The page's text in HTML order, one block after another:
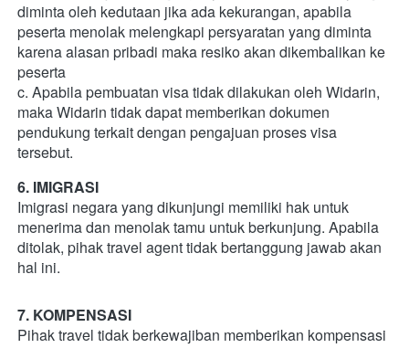
diminta oleh kedutaan jika ada kekurangan, apabila
peserta menolak melengkapi persyaratan yang diminta
karena alasan pribadi maka resiko akan dikembalikan ke
peserta
c. Apabila pembuatan visa tidak dilakukan oleh Widarin,
maka Widarin tidak dapat memberikan dokumen
pendukung terkait dengan pengajuan proses visa
tersebut.
6. IMIGRASI
Imigrasi negara yang dikunjungi memiliki hak untuk
menerima dan menolak tamu untuk berkunjung. Apabila
ditolak, pihak travel agent tidak bertanggung jawab akan
hal ini.
7. KOMPENSASI
Pihak travel tidak berkewajiban memberikan kompensasi